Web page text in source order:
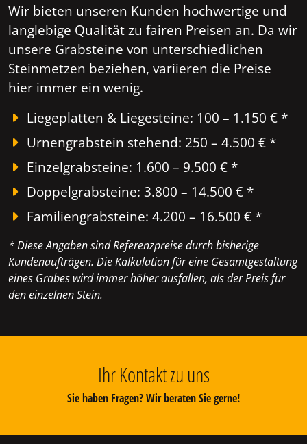
Wir bieten unseren Kunden hochwertige und
langlebige Qualität zu fairen Preisen an. Da wir
unsere Grabsteine von unterschiedlichen
Steinmetzen beziehen, variieren die Preise
hier immer ein wenig.
Liegeplatten & Liegesteine: 100 – 1.150 € *
Urnengrabstein stehend: 250 – 4.500 € *
Einzelgrabsteine: 1.600 – 9.500 € *
Doppelgrabsteine: 3.800 – 14.500 € *
Familiengrabsteine: 4.200 – 16.500 € *
* Diese Angaben sind Referenzpreise durch bisherige
Kundenaufträgen. Die Kalkulation für eine Gesamtgestaltung
eines Grabes wird immer höher ausfallen, als der Preis für
den einzelnen Stein.
Ihr Kontakt zu uns
Sie haben Fragen? Wir beraten Sie gerne!